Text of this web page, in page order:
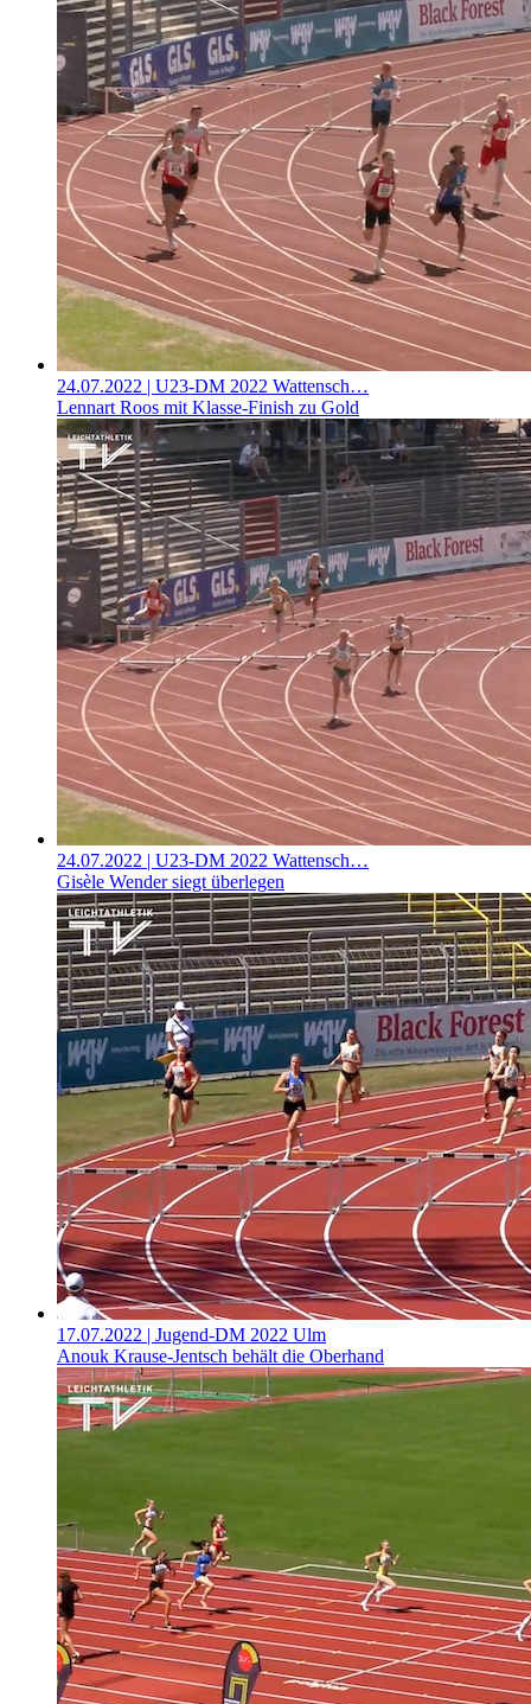
24.07.2022 | U23-DM 2022 Wattensch…
Lennart Roos mit Klasse-Finish zu Gold
24.07.2022 | U23-DM 2022 Wattensch…
Gisèle Wender siegt überlegen
17.07.2022 | Jugend-DM 2022 Ulm
Anouk Krause-Jentsch behält die Oberhand